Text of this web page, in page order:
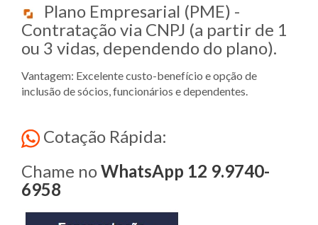
Plano Empresarial (PME) -
Contratação via CNPJ (a partir de 1
ou 3 vidas, dependendo do plano).
Vantagem: Excelente custo-benefício e opção de
inclusão de sócios, funcionários e dependentes.
Cotação Rápida:
Chame noWhatsApp 12 9.9740-
6958